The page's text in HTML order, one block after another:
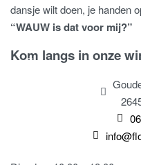
dansje wilt doen, je handen
“WAUW is dat voor mij?”
Kom langs in onze